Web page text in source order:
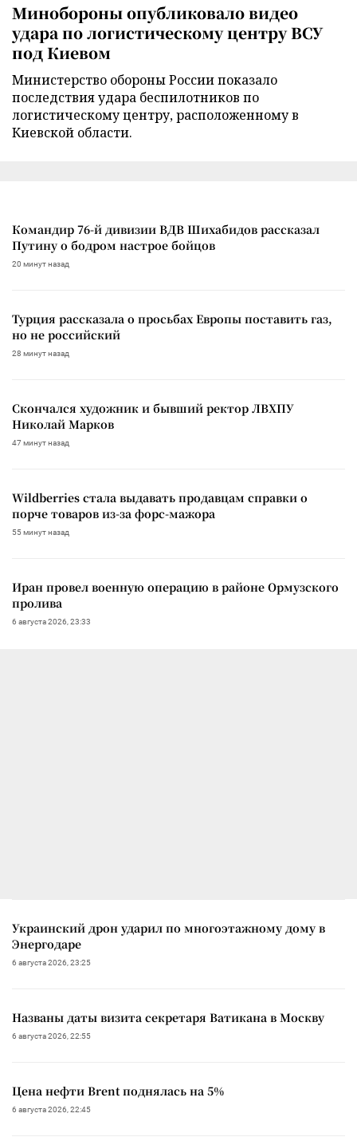
Минобороны опубликовало видео
удара по логистическому центру ВСУ
под Киевом
Министерство обороны России показало
последствия удара беспилотников по
логистическому центру, расположенному в
Киевской области.
Командир 76-й дивизии ВДВ Шихабидов рассказал
Путину о бодром настрое бойцов
20 минут назад
Турция рассказала о просьбах Европы поставить газ,
но не российский
28 минут назад
Скончался художник и бывший ректор ЛВХПУ
Николай Марков
47 минут назад
Wildberries стала выдавать продавцам справки о
порче товаров из-за форс-мажора
55 минут назад
Иран провел военную операцию в районе Ормузского
пролива
6 августа 2026, 23:33
Украинский дрон ударил по многоэтажному дому в
Энергодаре
6 августа 2026, 23:25
Названы даты визита секретаря Ватикана в Москву
6 августа 2026, 22:55
Цена нефти Brent поднялась на 5%
6 августа 2026, 22:45